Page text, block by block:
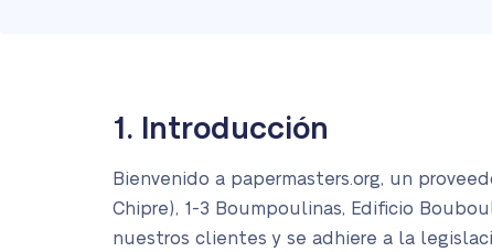
1. Introducción
Bienvenido a papermasters.org, un
Chipre), 1-3 Boumpoulinas, Edificio
nuestros clientes y se adhiere a la